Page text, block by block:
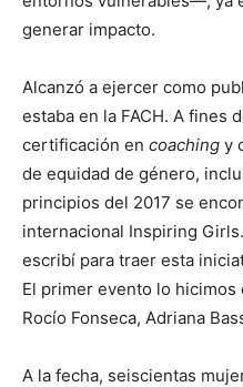
generar impacto.
Alcanzó a ejercer como
estaba en la FACH. A fines
certificación en coaching y
de equidad de género,
principios del 2017 se
internacional Inspiring
escribí para traer esta
El primer evento lo hicimos
Rocío Fonseca, Adriana
A la fecha, seiscientas